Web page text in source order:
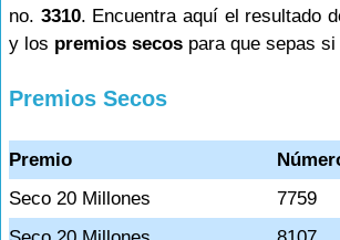
no. 3310. Encuentra aquí el resultado
y los premios secos para que sepas
Premios Secos
Premio
Seco 20 Millones
7759